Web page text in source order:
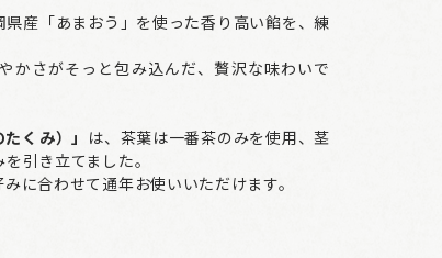
県産「あまおう」を使った香り高い餡を、練
かさがそっと包み込んだ、贅沢な味わいで
くみ）」 は、茶葉は一番茶のみを使用、茎
引き立てました。
に合わせて通年お使いいただけます。